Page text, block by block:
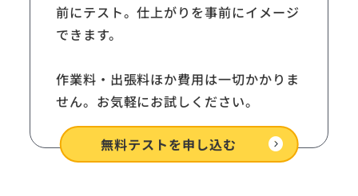
前にテスト。仕上がりを事前にイメージ
できます。
作業料・出張料ほか費用は一切かかりま
せん。お気軽にお試しください。
無料テストを申し込む expand_circle_right